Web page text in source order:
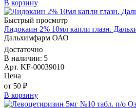
В корзину
Быстрый просмотр
Лидокаин 2% 10мл капли глазн.
Дальхимфарм ОАО
Достаточно
В наличии: 5
Арт. KF-00039010
Цена
от 50 ₽
В корзину